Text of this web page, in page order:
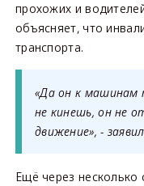
прохожих и
объясняет, что
транспорта.
«Да он к машинам
не кинешь, он не
движение», -
Ещё через несколько